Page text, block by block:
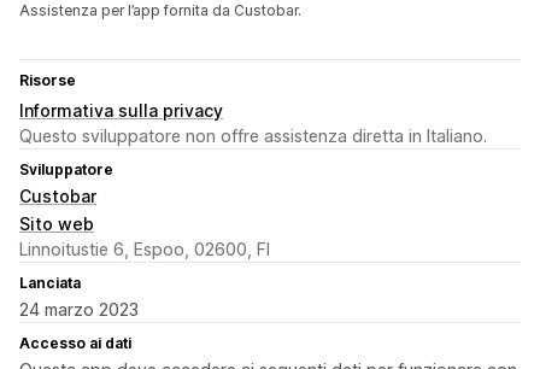
Assistenza per l’app fornita da Custobar.
Risorse
Informativa sulla privacy
Questo sviluppatore non offre assistenza diretta in Italiano.
Sviluppatore
Custobar
Sito web
Linnoitustie 6, Espoo, 02600, FI
Lanciata
24 marzo 2023
Accesso ai dati